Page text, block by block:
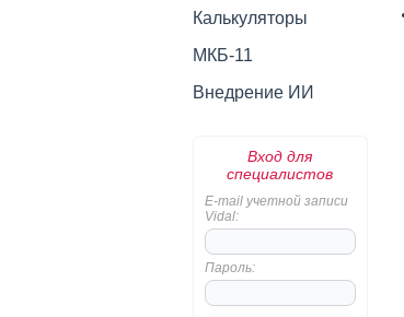
Калькуляторы
МКБ-11
Внедрение ИИ
Вход для
специалистов
E-mail учетной записи
Vidal:
Пароль: